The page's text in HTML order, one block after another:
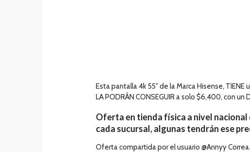
Esta pantalla 4k 55″ de la Marca Hisense, TIENE
LA PODRÁN CONSEGUIR a solo $6,400, con un
Oferta en tienda física a nivel
cada sucursal, algunas tendrán ese
Oferta compartida por el usuario @Annyy Correa.